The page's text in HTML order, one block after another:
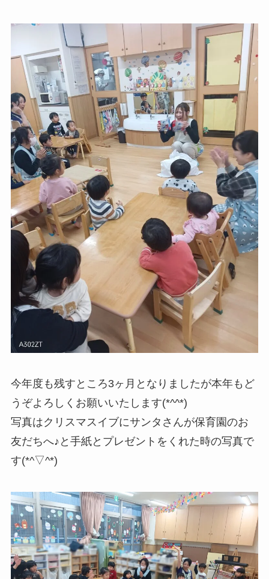
今年度も残すところ3ヶ月となりましたが本年もど
うぞよろしくお願いいたします(*^^*)
写真はクリスマスイブにサンタさんが保育園のお
友だちへ♪と手紙とプレゼントをくれた時の写真で
す(*^▽^*)